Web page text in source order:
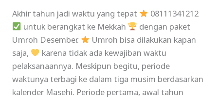
Akhir tahun jadi waktu yang tepat
08111341212
untuk berangkat ke Mekkah
dengan paket
Umroh Desember.
Umroh bisa dilakukan kapan
saja,
karena tidak ada kewajiban waktu
pelaksanaannya. Meskipun begitu, periode
waktunya terbagi ke dalam tiga musim berdasarkan
kalender Masehi. Periode pertama, awal tahun